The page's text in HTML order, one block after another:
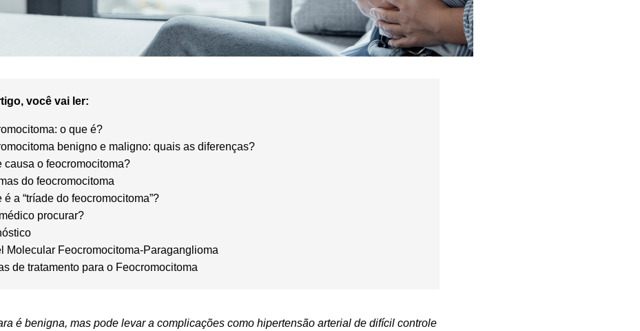
você vai ler:
o que é?
benigno e maligno: quais as diferenças?
causa o feocromocitoma?
do feocromocitoma
é a “tríade do feocromocitoma”?
procurar?
Molecular Feocromocitoma-Paraganglioma
de tratamento para o Feocromocitoma
é benigna, mas pode levar a complicações como hipertensão arterial de difícil controle